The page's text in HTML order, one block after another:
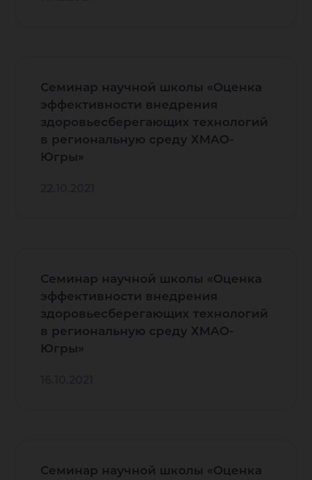
Семинар научной школы «Оценка
эффективности внедрения
здоровьесберегающих технологий
в региональную среду ХМАО-
Югры»
Семинар научной школы «Оценка
эффективности внедрения
здоровьесберегающих технологий
в региональную среду ХМАО-
Югры»
Семинар научной школы «Оценка